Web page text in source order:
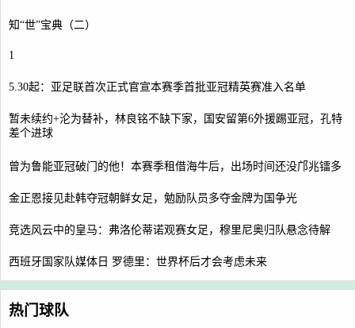
知“世”宝典（二）
1
5.30起：亚足联首次正式官宣本赛季首批亚冠精英赛准入名单
暂未续约+沦为替补，林良铭不缺下家，国安留第6外援踢亚冠，孔特
差个进球
曾为鲁能亚冠破门的他！本赛季租借海牛后，出场时间还没邝兆镭多
金正恩接见赴韩夺冠朝鲜女足，勉励队员多夺金牌为国争光
竞选风云中的皇马：弗洛伦蒂诺观赛女足，穆里尼奥归队悬念待解
西班牙国家队媒体日 罗德里：世界杯后才会考虑未来
热门球队